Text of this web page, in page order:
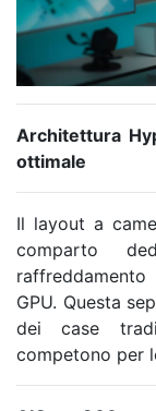
Architettura
ottimale
Il layout a
comparto
GPU. Questa
dei case
competono per